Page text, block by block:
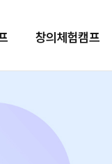
창의체험캠프